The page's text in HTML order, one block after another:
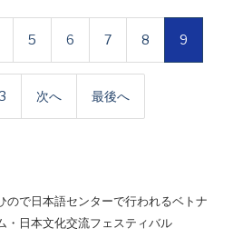
5 6 7 8 9
次へ 最後へ
ので日本語センターで行われるベトナ
・日本文化交流フェスティバル